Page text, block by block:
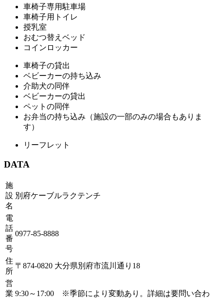
車椅子専用駐車場
車椅子用トイレ
授乳室
おむつ替えベッド
コインロッカー
車椅子の貸出
ベビーカーの持ち込み
介助犬の同伴
ベビーカーの貸出
ペットの同伴
お弁当の持ち込み（施設の一部のみの場合もありま
す）
リーフレット
DATA
施
設
名
別府ケーブルラクテンチ
電
話
番
号
0977-85-8888
住
所
〒874-0820 大分県別府市流川通り18
営
業 9:30～17:00 ※季節により変動あり。詳細は要問い合わ